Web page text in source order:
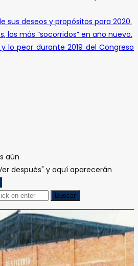
sus deseos y propósitos para 2020.
los más “socorridos” en año nuevo.
lo peor durante 2019 del Congreso
aún
después" y aquí aparecerán